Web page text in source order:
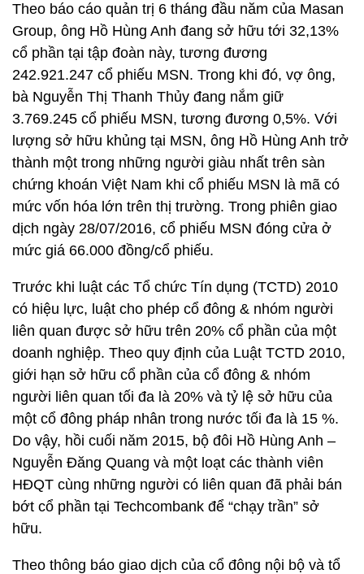
Theo báo cáo quản trị 6 tháng đầu năm của Masan
Group, ông Hồ Hùng Anh đang sở hữu tới 32,13%
cổ phần tại tập đoàn này, tương đương
242.921.247 cổ phiếu MSN. Trong khi đó, vợ ông,
bà Nguyễn Thị Thanh Thủy đang nắm giữ
3.769.245 cổ phiếu MSN, tương đương 0,5%. Với
lượng sở hữu khủng tại MSN, ông Hồ Hùng Anh trở
thành một trong những người giàu nhất trên sàn
chứng khoán Việt Nam khi cổ phiếu MSN là mã có
mức vốn hóa lớn trên thị trường. Trong phiên giao
dịch ngày 28/07/2016, cổ phiếu MSN đóng cửa ở
mức giá 66.000 đồng/cổ phiếu.
Trước khi luật các Tổ chức Tín dụng (TCTD) 2010
có hiệu lực, luật cho phép cổ đông & nhóm người
liên quan được sở hữu trên 20% cổ phần của một
doanh nghiệp. Theo quy định của Luật TCTD 2010,
giới hạn sở hữu cổ phần của cổ đông & nhóm
người liên quan tối đa là 20% và tỷ lệ sở hữu của
một cổ đông pháp nhân trong nước tối đa là 15 %.
Do vậy, hồi cuối năm 2015, bộ đôi Hồ Hùng Anh –
Nguyễn Đăng Quang và một loạt các thành viên
HĐQT cùng những người có liên quan đã phải bán
bớt cổ phần tại Techcombank để “chạy trần” sở
hữu.
Theo thông báo giao dịch của cổ đông nội bộ và tổ